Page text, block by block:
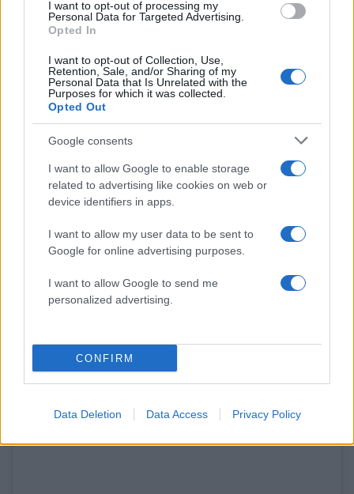
I want to opt-out of processing my
Personal Data for Targeted Advertising.
Opted In
I want to opt-out of Collection, Use,
Retention, Sale, and/or Sharing of my
Personal Data that Is Unrelated with the
Purposes for which it was collected.
Opted Out
Google consents
I want to allow Google to enable storage
related to advertising like cookies on web or
device identifiers in apps.
I want to allow my user data to be sent to
Google for online advertising purposes.
I want to allow Google to send me
personalized advertising.
CONFIRM
Data Deletion Data Access Privacy Policy
140- να μένει άπραγος.Ετσι, έσυρε τον Τζον σε
χαρακτηριστικά ο Εθνικός Κήρυκας και τον έβαλε
να δουλέψει για να βγάζει έντιμα το χαρτζιλίκι
Δείτε αυτή τη δημοσίευση στο Instagram.